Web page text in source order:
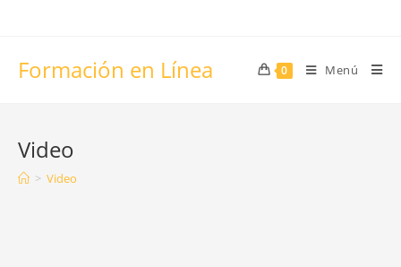
Formación en Línea 0 Menú
Video
> Video